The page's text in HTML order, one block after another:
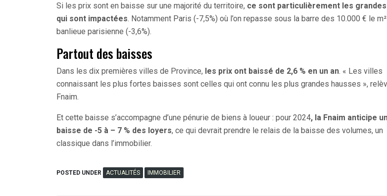
Si les prix sont en baisse sur une majorité du territoire, ce sont particulièrement les
qui sont impactées. Notamment Paris (-7,5%) où l’on repasse sous la barre des 10.000 € le
banlieue parisienne (-3,6%).
Partout des baisses
Dans les dix premières villes de Province, les prix ont baissé de 2,6 % en un an. « Les villes
connaissant les plus fortes baisses sont celles qui ont connu les plus grandes hausses »,
Fnaim.
Et cette baisse s’accompagne d’une pénurie de biens à loueur : pour 2024, la Fnaim anticipe
baisse de -5 à – 7 % des loyers, ce qui devrait prendre le relais de la baisse des volumes, un
classique dans l’immobilier.
POSTED UNDER ACTUALITÉS IMMOBILIER